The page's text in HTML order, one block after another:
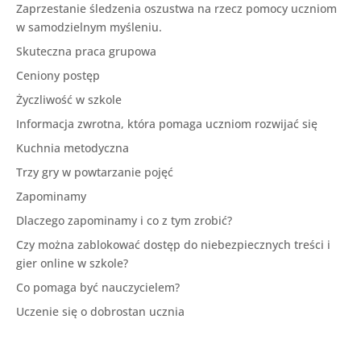
Zaprzestanie śledzenia oszustwa na rzecz pomocy uczniom
w samodzielnym myśleniu.
Skuteczna praca grupowa
Ceniony postęp
Życzliwość w szkole
Informacja zwrotna, która pomaga uczniom rozwijać się
Kuchnia metodyczna
Trzy gry w powtarzanie pojęć
Zapominamy
Dlaczego zapominamy i co z tym zrobić?
Czy można zablokować dostęp do niebezpiecznych treści i
gier online w szkole?
Co pomaga być nauczycielem?
Uczenie się o dobrostan ucznia